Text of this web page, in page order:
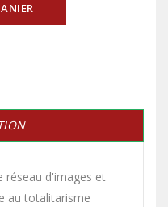
réseau d'images et
au totalitarisme